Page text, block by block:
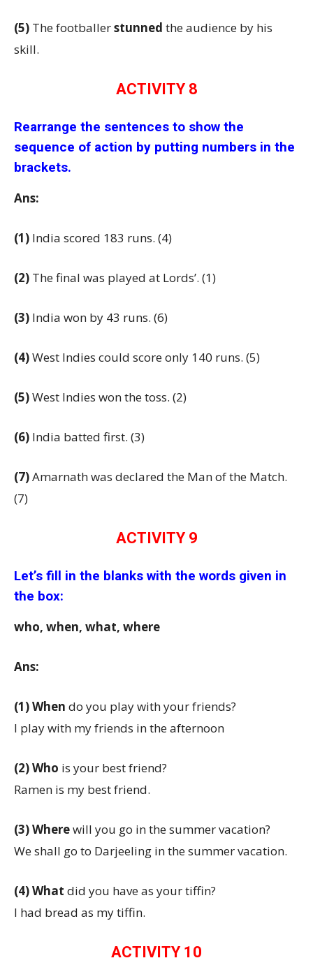
(5) The footballerstunned the audience by his
skill.
ACTIVITY 8
Rearrange the sentences to show the
sequence of action by putting numbers in the
brackets.
Ans:
(1) India scored 183 runs. (4)
(2) The final was played at Lords’. (1)
(3) India won by 43 runs. (6)
(4)West Indies could score only 140 runs. (5)
(5)West Indies won the toss. (2)
(6) India batted first. (3)
(7)Amarnath was declared the Man of the Match.
(7)
ACTIVITY 9
Let’s fill in the blanks with the words given in
the box:
who, when, what, where
Ans:
(1)When do you play with your friends?
I play with my friends in the afternoon
(2)Who is your best friend?
Ramen is my best friend.
(3)Wherewill you go in the summer vacation?
We shall go to Darjeeling in the summer vacation.
(4)What did you have as your tiffin?
I had bread as my tiffin.
ACTIVITY 10